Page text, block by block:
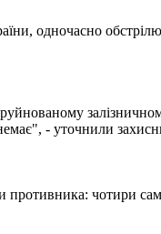
одночасно
- уточнили
противника: чотири